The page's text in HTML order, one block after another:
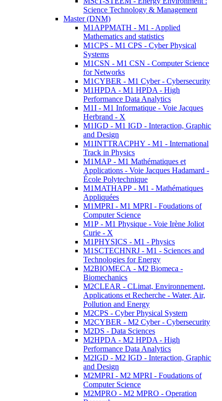
Science Technology & Management
Master (DNM)
M1APPMATH - M1 - Applied
Mathematics and statistics
M1CPS - M1 CPS - Cyber Physical
Systems
M1CSN - M1 CSN - Computer Science
for Networks
M1CYBER - M1 Cyber - Cybersecurity
M1HPDA - M1 HPDA - High
Performance Data Analytics
M1I - M1 Informatique - Voie Jacques
Herbrand - X
M1IGD - M1 IGD - Interaction, Graphic
and Design
M1INTTRACPHY - M1 - International
Track in Physics
M1MAP - M1 Mathématiques et
Applications - Voie Jacques Hadamard -
École Polytechnique
M1MATHAPP - M1 - Mathématiques
Appliquées
M1MPRI - M1 MPRI - Foudations of
Computer Science
M1P - M1 Physique - Voie Irène Joliot
Curie - X
M1PHYSICS - M1 - Physics
M1SCTECHNRJ - M1 - Sciences and
Technologies for Energy
M2BIOMECA - M2 Biomeca -
Biomechanics
M2CLEAR - CLimat, Environnement,
Applications et Recherche - Water, Air,
Pollution and Energy
M2CPS - Cyber Physical System
M2CYBER - M2 Cyber - Cybersecurity
M2DS - Data Sciences
M2HPDA - M2 HPDA - High
Performance Data Analytics
M2IGD - M2 IGD - Interaction, Graphic
and Design
M2MPRI - M2 MPRI - Foudations of
Computer Science
M2MPRO - M2 MPRO - Operation